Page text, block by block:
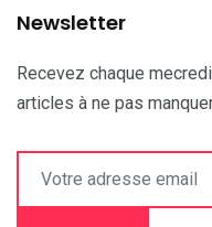
Newsletter
Recevez chaque
articles à ne pas